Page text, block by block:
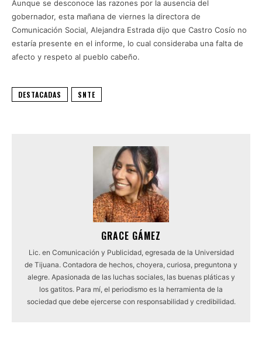
Aunque se desconoce las razones por la ausencia del
gobernador, esta mañana de viernes la directora de
Comunicación Social, Alejandra Estrada dijo que Castro Cosío no
estaría presente en el informe, lo cual consideraba una falta de
afecto y respeto al pueblo cabeño.
DESTACADAS SNTE
GRACE GÁMEZ
Lic. en Comunicación y Publicidad, egresada de la Universidad
de Tijuana. Contadora de hechos, choyera, curiosa, preguntona y
alegre. Apasionada de las luchas sociales, las buenas pláticas y
los gatitos. Para mí, el periodismo es la herramienta de la
sociedad que debe ejercerse con responsabilidad y credibilidad.